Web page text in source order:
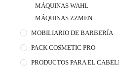
MÁQUINAS WAHL
MÁQUINAS ZZMEN
MOBILIARIO DE BARBERÍA
PACK COSMETIC PRO
PRODUCTOS PARA EL